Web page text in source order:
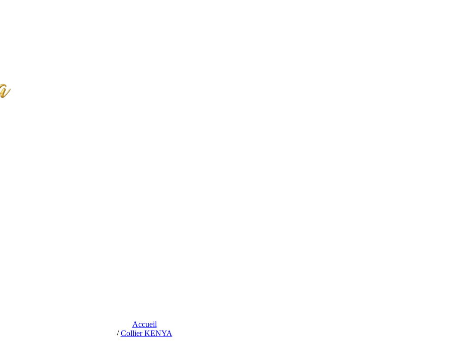
Accueil
/ Collier KENYA